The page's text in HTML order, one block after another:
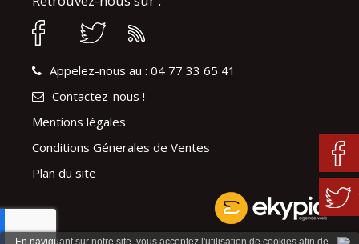
En naviguant sur notre site, vous acceptez l'utilisation de cookies afin de
Appelez-nous au : 04 77 33 65 41
Contactez-nous !
Mentions légales
Conditions Génerales de Ventes
Plan du site